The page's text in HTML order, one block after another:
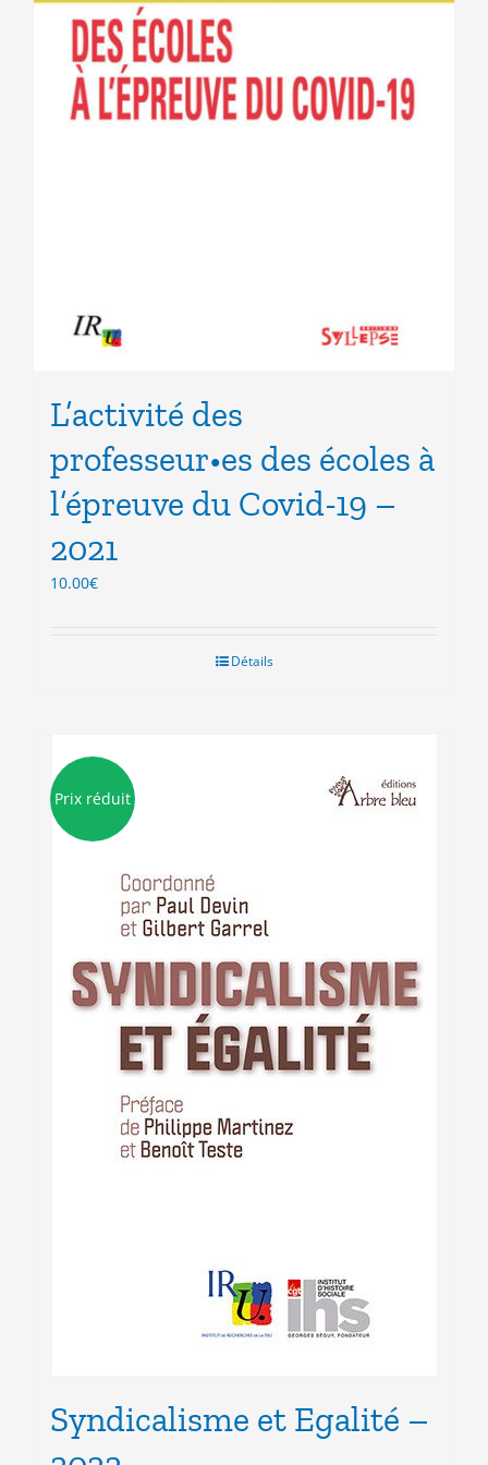
L’activité des
professeur•es des écoles à
l’épreuve du Covid-19 –
2021
10.00€
Détails
Prix réduit
Syndicalisme et Egalité –